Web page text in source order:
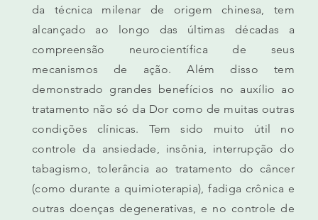
da técnica milenar de origem chinesa, tem
alcançado ao longo das últimas décadas a
compreensão neurocientífica de seus
mecanismos de ação. Além disso tem
demonstrado grandes benefícios no auxílio ao
tratamento não só da Dor como de muitas outras
condições clínicas. Tem sido muito útil no
controle da ansiedade, insônia, interrupção do
tabagismo, tolerância ao tratamento do câncer
(como durante a quimioterapia), fadiga crônica e
outras doenças degenerativas, e no controle de